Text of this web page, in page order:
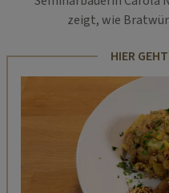
zeigt, wie
HIER